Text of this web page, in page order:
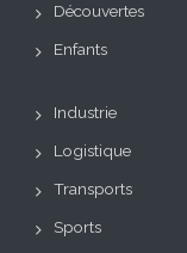
Découvertes
Enfants
Industrie
Logistique
Transports
Sports